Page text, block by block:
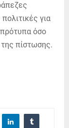
για
όσο
πίστωσης.